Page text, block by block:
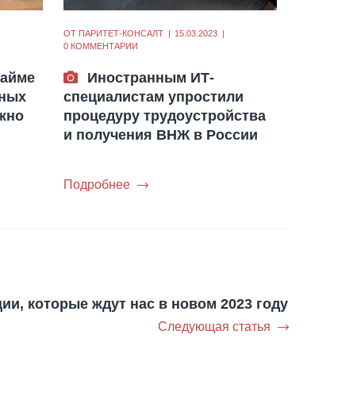
ОТ ПАРИТЕТ-КОНСАЛТ
15.03.2023
0 КОММЕНТАРИИ
Иностранным ИТ-
специалистам упростили
процедуру трудоустройства
и получения ВНЖ в России
Подробнее
которые ждут нас в новом 2023 году
Следующая статья